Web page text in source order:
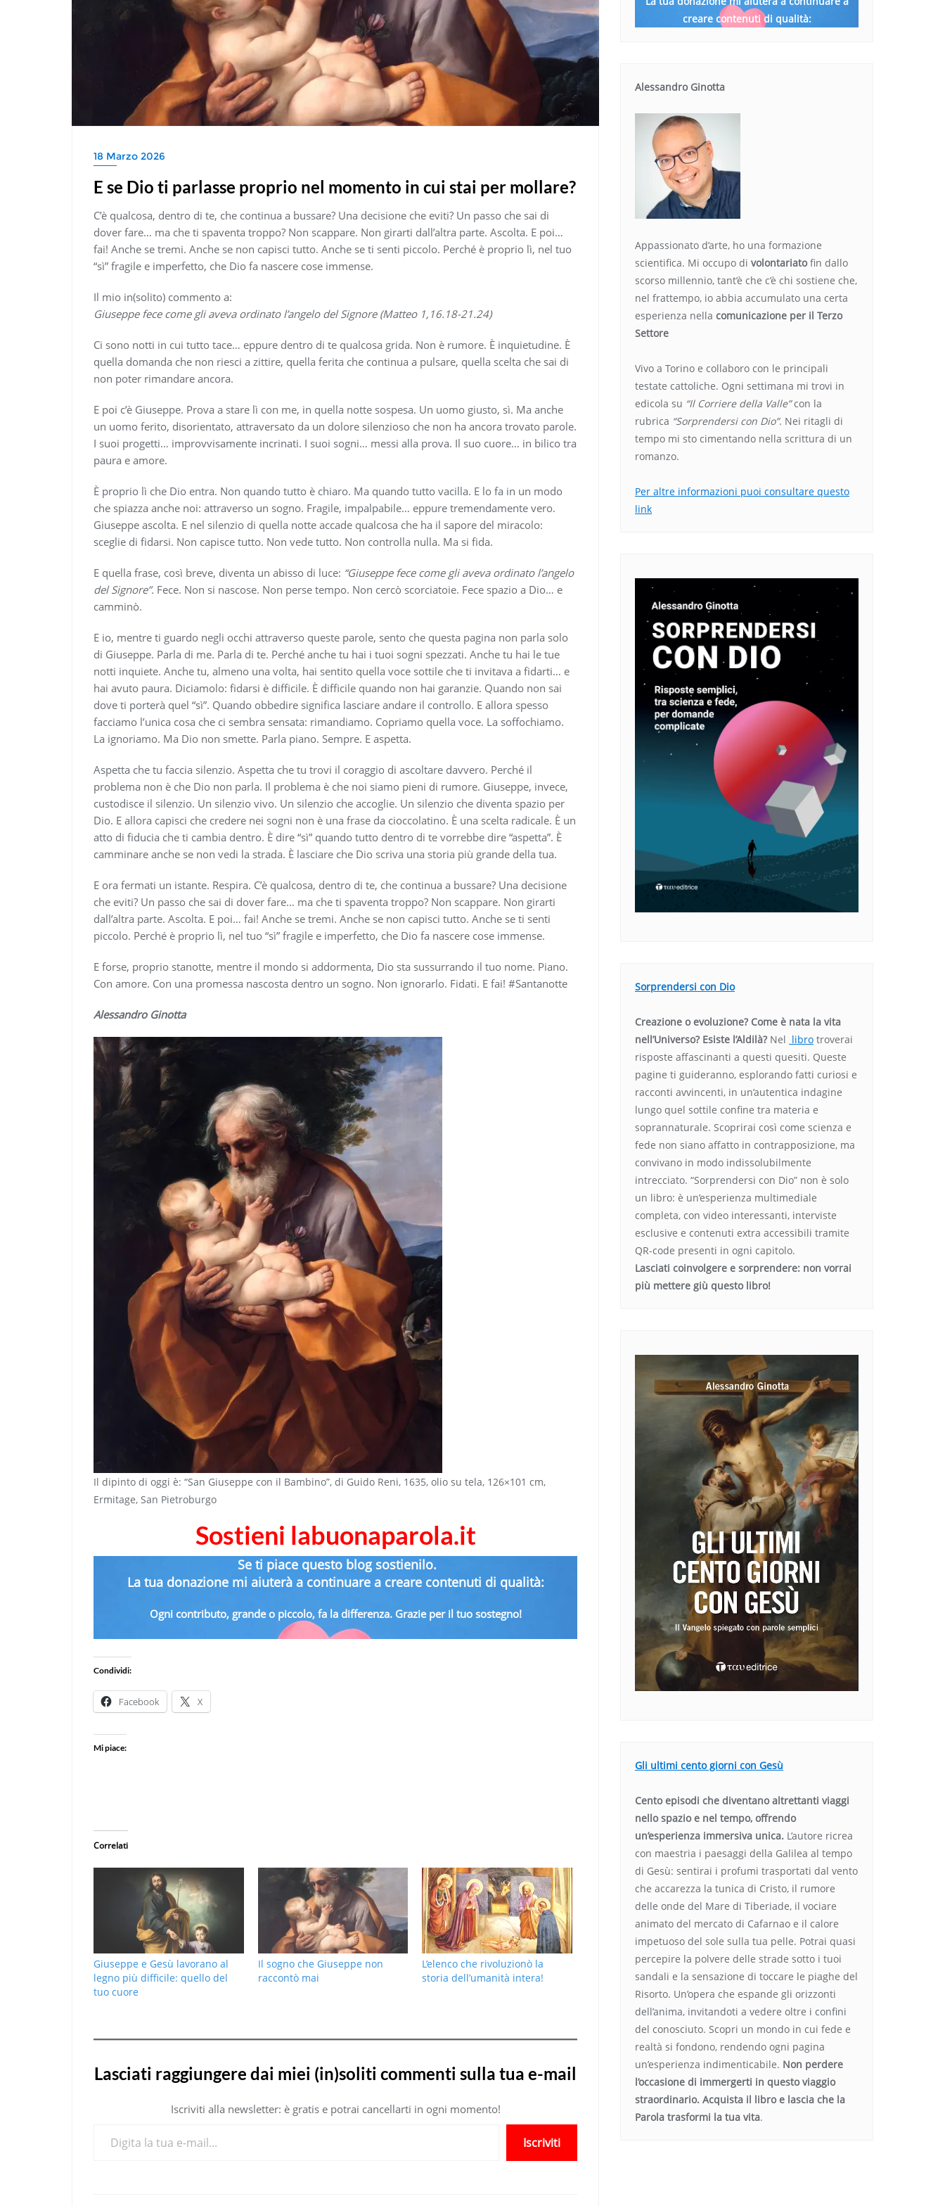
18 Marzo 2026
E se Dio ti parlasse proprio nel momento in cui stai per mollare?
C’è qualcosa, dentro di te, che continua a bussare? Una decisione che eviti? Un passo che sai di
dover fare… ma che ti spaventa troppo? Non scappare. Non girarti dall’altra parte. Ascolta. E poi…
fai! Anche se tremi. Anche se non capisci tutto. Anche se ti senti piccolo. Perché è proprio lì, nel tuo
“sì” fragile e imperfetto, che Dio fa nascere cose immense.
Il mio in(solito) commento a:
Giuseppe fece come gli aveva ordinato l’angelo del Signore (Matteo 1,16.18-21.24)
Ci sono notti in cui tutto tace… eppure dentro di te qualcosa grida. Non è rumore. È inquietudine. È
quella domanda che non riesci a zittire, quella ferita che continua a pulsare, quella scelta che sai di
non poter rimandare ancora.
E poi c’è Giuseppe. Prova a stare lì con me, in quella notte sospesa. Un uomo giusto, sì. Ma anche
un uomo ferito, disorientato, attraversato da un dolore silenzioso che non ha ancora trovato parole.
I suoi progetti… improvvisamente incrinati. I suoi sogni… messi alla prova. Il suo cuore… in bilico tra
paura e amore.
È proprio lì che Dio entra. Non quando tutto è chiaro. Ma quando tutto vacilla. E lo fa in un modo
che spiazza anche noi: attraverso un sogno. Fragile, impalpabile… eppure tremendamente vero.
Giuseppe ascolta. E nel silenzio di quella notte accade qualcosa che ha il sapore del miracolo:
sceglie di fidarsi. Non capisce tutto. Non vede tutto. Non controlla nulla. Ma si fida.
E quella frase, così breve, diventa un abisso di luce: “Giuseppe fece come gli aveva ordinato l’angelo
del Signore”. Fece. Non si nascose. Non perse tempo. Non cercò scorciatoie. Fece spazio a Dio… e
camminò.
E io, mentre ti guardo negli occhi attraverso queste parole, sento che questa pagina non parla solo
di Giuseppe. Parla di me. Parla di te. Perché anche tu hai i tuoi sogni spezzati. Anche tu hai le tue
notti inquiete. Anche tu, almeno una volta, hai sentito quella voce sottile che ti invitava a fidarti… e
hai avuto paura. Diciamolo: fidarsi è difficile. È difficile quando non hai garanzie. Quando non sai
dove ti porterà quel “sì”. Quando obbedire significa lasciare andare il controllo. E allora spesso
facciamo l’unica cosa che ci sembra sensata: rimandiamo. Copriamo quella voce. La soffochiamo.
La ignoriamo. Ma Dio non smette. Parla piano. Sempre. E aspetta.
Aspetta che tu faccia silenzio. Aspetta che tu trovi il coraggio di ascoltare davvero. Perché il
problema non è che Dio non parla. Il problema è che noi siamo pieni di rumore. Giuseppe, invece,
custodisce il silenzio. Un silenzio vivo. Un silenzio che accoglie. Un silenzio che diventa spazio per
Dio. E allora capisci che credere nei sogni non è una frase da cioccolatino. È una scelta radicale. È un
atto di fiducia che ti cambia dentro. È dire “sì” quando tutto dentro di te vorrebbe dire “aspetta”. È
camminare anche se non vedi la strada. È lasciare che Dio scriva una storia più grande della tua.
E ora fermati un istante. Respira. C’è qualcosa, dentro di te, che continua a bussare? Una decisione
che eviti? Un passo che sai di dover fare… ma che ti spaventa troppo? Non scappare. Non girarti
dall’altra parte. Ascolta. E poi… fai! Anche se tremi. Anche se non capisci tutto. Anche se ti senti
piccolo. Perché è proprio lì, nel tuo “sì” fragile e imperfetto, che Dio fa nascere cose immense.
E forse, proprio stanotte, mentre il mondo si addormenta, Dio sta sussurrando il tuo nome. Piano.
Con amore. Con una promessa nascosta dentro un sogno. Non ignorarlo. Fidati. E fai! #Santanotte
Alessandro Ginotta
Il dipinto di oggi è: “San Giuseppe con il Bambino”, di Guido Reni, 1635, olio su tela, 126×101 cm,
Ermitage, San Pietroburgo
Sostieni labuonaparola.it
Se ti piace questo blog sostienilo.
La tua donazione mi aiuterà a continuare a creare contenuti di qualità:
Ogni contributo, grande o piccolo, fa la differenza. Grazie per il tuo sostegno!
Condividi:
Facebook X
Mi piace:
Correlati
Giuseppe e Gesù lavorano al
legno più difficile: quello del
tuo cuore
Il sogno che Giuseppe non
raccontò mai
L’elenco che rivoluzionò la
storia dell’umanità intera!
Lasciati raggiungere dai miei (in)soliti commenti sulla tua e-mail
Iscriviti alla newsletter: è gratis e potrai cancellarti in ogni momento!
Iscriviti
creare contenuti di qualità:
Alessandro Ginotta
Appassionato d’arte, ho una formazione
scientifica. Mi occupo di volontariatofin dallo
scorso millennio, tant’è che c’è chi sostiene che,
nel frattempo, io abbia accumulato una certa
esperienza nella comunicazione per il Terzo
Settore
Vivo a Torino e collaboro con le principali
testate cattoliche. Ogni settimana mi trovi in
edicola su “Il Corriere della Valle”con la
rubrica “Sorprendersi con Dio”. Nei ritagli di
tempo mi sto cimentando nella scrittura di un
romanzo.
Per altre informazioni puoi consultare questo
link
Sorprendersi con Dio
Creazione o evoluzione? Come è nata la vita
nell’Universo? Esiste l’Aldilà? Nel libro troverai
risposte affascinanti a questi quesiti. Queste
pagine ti guideranno, esplorando fatti curiosi e
racconti avvincenti, in un’autentica indagine
lungo quel sottile confine tra materia e
soprannaturale. Scoprirai così come scienza e
fede non siano affatto in contrapposizione, ma
convivano in modo indissolubilmente
intrecciato. “Sorprendersi con Dio” non è solo
un libro: è un’esperienza multimediale
completa, con video interessanti, interviste
esclusive e contenuti extra accessibili tramite
QR-code presenti in ogni capitolo.
Lasciati coinvolgere e sorprendere: non vorrai
più mettere giù questo libro!
Gli ultimi cento giorni con Gesù
Cento episodi che diventano altrettanti viaggi
nello spazio e nel tempo, offrendo
un’esperienza immersiva unica. L’autore ricrea
con maestria i paesaggi della Galilea al tempo
di Gesù: sentirai i profumi trasportati dal vento
che accarezza la tunica di Cristo, il rumore
delle onde del Mare di Tiberiade, il vociare
animato del mercato di Cafarnao e il calore
impetuoso del sole sulla tua pelle. Potrai quasi
percepire la polvere delle strade sotto i tuoi
sandali e la sensazione di toccare le piaghe del
Risorto. Un’opera che espande gli orizzonti
dell’anima, invitandoti a vedere oltre i confini
del conosciuto. Scopri un mondo in cui fede e
realtà si fondono, rendendo ogni pagina
un’esperienza indimenticabile. Non perdere
l’occasione di immergerti in questo viaggio
straordinario. Acquista il libro e lascia che la
Parola trasformi la tua vita.